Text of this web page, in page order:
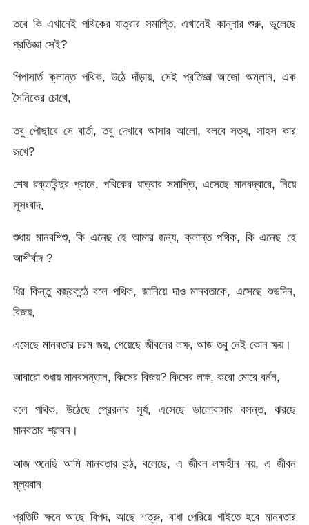
তবে কি এখানেই পথিকের যাত্রার সমাপ্তি, এখানেই কান্নার শুরু, ভূলেছে
প্রতিজ্ঞা সেই?
পিপাসার্ত ক্লান্ত পথিক, উঠে দাঁড়ায়, সেই প্রতিজ্ঞা আজো অম্লান, এক
সৈনিকের চোখে,
তবু পৌছাবে সে বার্তা, তবু দেখাবে আসার আলো, বলবে সত্য, সাহস কার
রূখে?
শেষ রক্তবিন্দুর প্রানে, পথিকের যাত্রার সমাপ্তি, এসেছে মানবদ্বারে, নিয়ে
সুসংবাদ,
শুধায় মানবশিশু, কি এনেছ হে আমার জন্য, ক্লান্ত পথিক, কি এনেছ হে
আশীর্বাদ ?
ধির কিন্তু বজ্রকন্ঠে বলে পথিক, জানিয়ে দাও মানবতাকে, এসেছে শুভদিন,
বিজয়,
এসেছে মানবতার চরম জয়, পেয়েছে জীবনের লক্ষ, আজ তবু নেই কোন ক্ষয়।
আবারো শুধায় মানবসন্তান, কিসের বিজয়? কিসের লক্ষ, করো মোরে বর্নন,
বলে পথিক, উঠেছে প্রেরনার সূর্য, এসেছে ভালোবাসার বসন্ত, ঝরছে
মানবতার শ্রাবন।
আজ শুনেছি আমি মানবতার কন্ঠ, বলেছে, এ জীবন লক্ষহীন নয়, এ জীবন
মূল্যবান
প্রতিটি ক্ষনে আছে বিপদ, আছে শত্রু, বাধা পেরিয়ে গাইতে হবে মানবতার